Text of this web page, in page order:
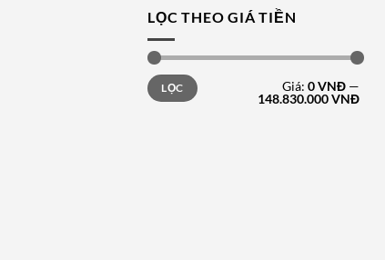
LỌC THEO GIÁ TIỀN
Giá
tối
thiểu
Giá
tối
đa
LỌC Giá: 0 VNĐ—
148.830.000 VNĐ